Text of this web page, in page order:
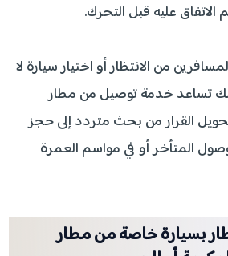
عليه قبل التحرك.
من الانتظار أو اختيار سيارة لا
تساعد خدمة توصيل من مطار
القرار من بحث متردد إلى حجز
المتأخر أو في مواسم العمرة
بسيارة خاصة من مطار